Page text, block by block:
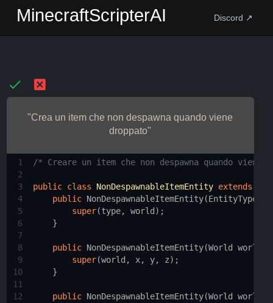
MinecraftScripterAI Discord ↗
"Crea un item che non despawna quando viene
droppato"
1
/* Creare un item che non despawna quando
2
3
public class NonDespawnableItemEntity extends
4
public NonDespawnableItemEntity(EntityType
5
super(type, world );
6
    }
7
8
public NonDespawnableItemEntity(World world
9
super(world , x, y, z);
10
    }
11
12
public NonDespawnableItemEntity(World world